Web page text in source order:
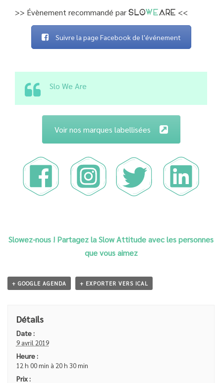
>> Évènement recommandé par SLOWEARE <<
Suivre la page Facebook de l'événement
Slo We Are
Voir nos marques labellisées
Slowez-nous ! Partagez la Slow Attitude avec les personnes
que vous aimez
+ GOOGLE AGENDA + EXPORTER VERS ICAL
Détails
Date :
9 avril 2019
Heure :
12 h 00 min à 20 h 30 min
Prix :